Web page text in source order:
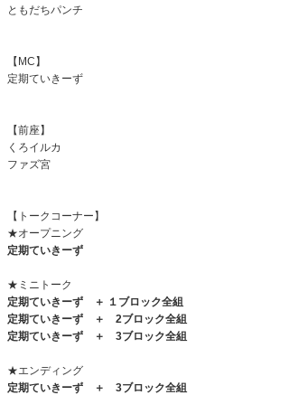
ともだちパンチ
【MC】
定期ていきーず
【前座】
くろイルカ
ファズ宮
【トークコーナー】
★オープニング
定期ていきーず
★ミニトーク
定期ていきーず ＋ １ブロック全組
定期ていきーず ＋ 2ブロック全組
定期ていきーず ＋ 3ブロック全組
★エンディング
定期ていきーず ＋ 3ブロック全組